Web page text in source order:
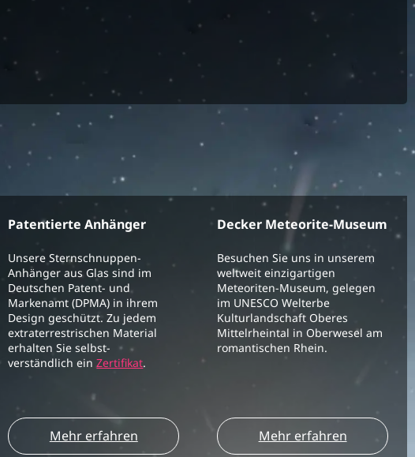
Patentierte Anhänger
Unsere Sternschnuppen-
Anhänger aus Glas sind im
Deutschen Patent- und
Markenamt (DPMA) in ihrem
Design geschützt. Zu jedem
extraterrestrischen Material
erhalten Sie selbst-
verständlich einZertifikat.
Mehr erfahren
Decker Meteorite-Museum
Besuchen Sie uns in unserem
weltweit einzigartigen
Meteoriten-Museum, gelegen
im UNESCO Welterbe
Kulturlandschaft Oberes
Mittelrheintal in Oberwesel am
romantischen Rhein.
Mehr erfahren